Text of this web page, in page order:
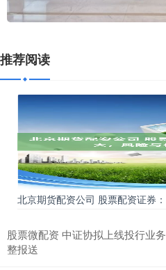
推荐阅读
北京期货配资公司 股票配资证券
股票微配资 中证协拟上线投行业
整报送